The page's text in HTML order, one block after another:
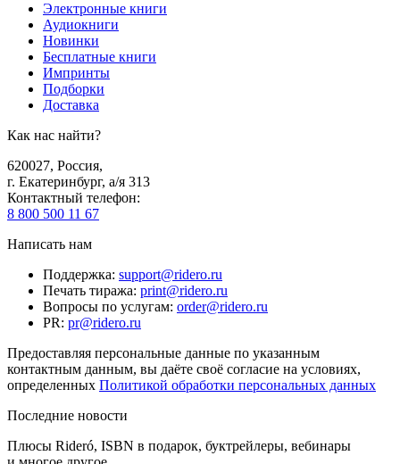
Электронные книги
Аудиокниги
Новинки
Бесплатные книги
Импринты
Подборки
Доставка
Как нас найти?
620027, Россия,
г. Екатеринбург, а/я 313
Контактный телефон:
8 800 500 11 67
Написать нам
Поддержка: support@ridero.ru
Печать тиража: print@ridero.ru
Вопросы по услугам: order@ridero.ru
PR: pr@ridero.ru
Предоставляя персональные данные по указанным
контактным данным, вы даёте своё согласие на условиях,
определенных Политикой обработки персональных данных
Последние новости
Плюсы Rideró, ISBN в подарок, буктрейлеры, вебинары